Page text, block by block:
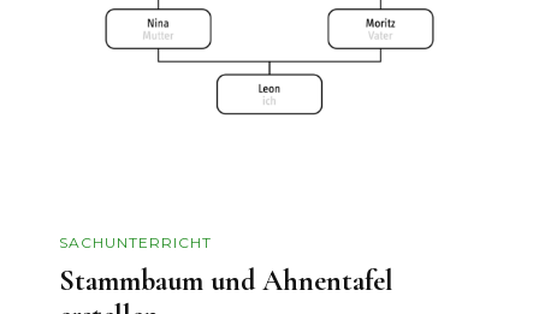
SACHUNTERRICHT
Stammbaum und Ahnentafel